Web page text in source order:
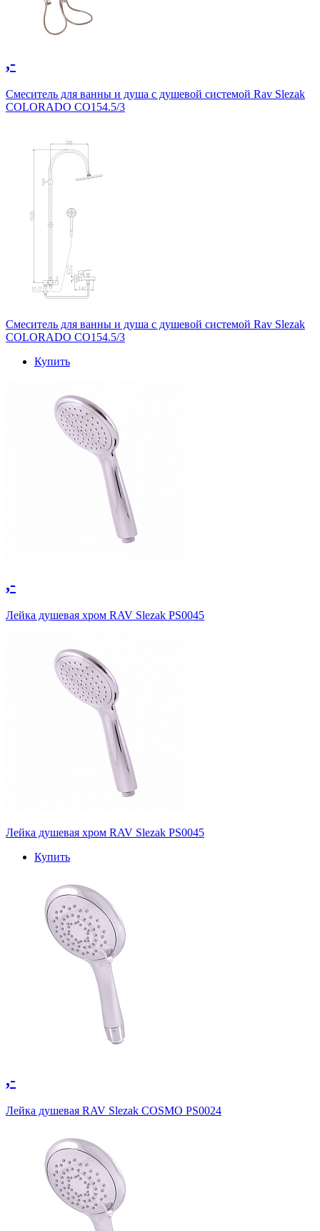
,-
Смеситель для ванны и душа с душевой системой Rav Slezak
COLORADO CO154.5/3
Смеситель для ванны и душа с душевой системой Rav Slezak
COLORADO CO154.5/3
Купить
,-
Лейка душевая хром RAV Slezak PS0045
Лейка душевая хром RAV Slezak PS0045
Купить
,-
Лейка душевая RAV Slezak COSMO PS0024